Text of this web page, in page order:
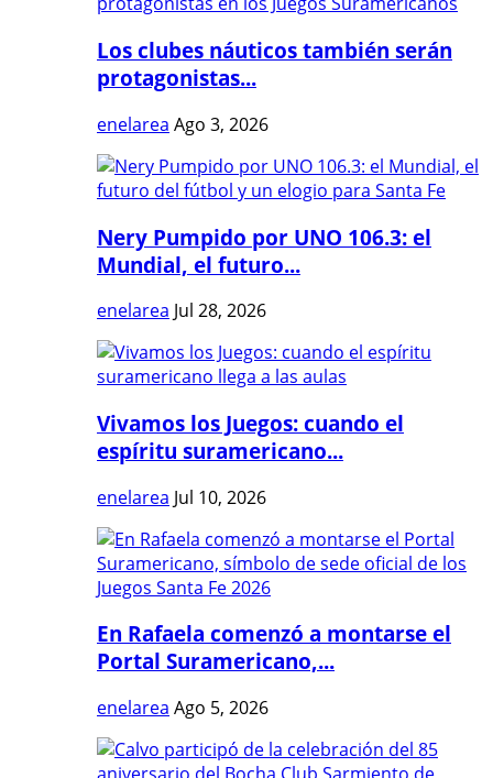
Los clubes náuticos también serán
protagonistas...
enelarea Ago 3, 2026
Nery Pumpido por UNO 106.3: el
Mundial, el futuro...
enelarea Jul 28, 2026
Vivamos los Juegos: cuando el
espíritu suramericano...
enelarea Jul 10, 2026
En Rafaela comenzó a montarse el
Portal Suramericano,...
enelarea Ago 5, 2026